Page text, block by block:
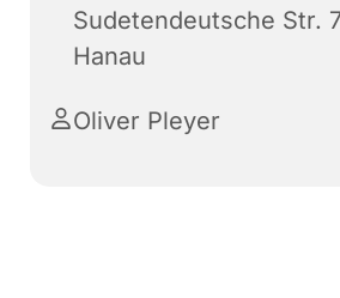
Sudetendeutsche Str.
Hanau
Oliver Pleyer